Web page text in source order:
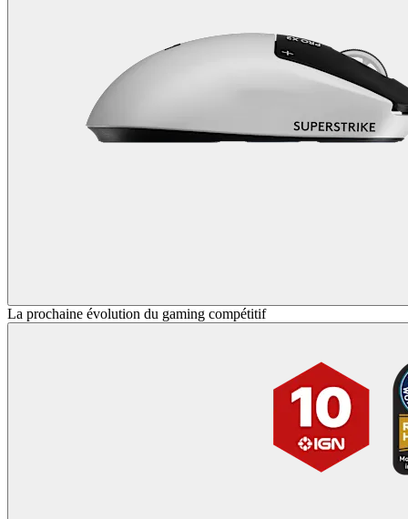
La prochaine évolution du gaming compétitif